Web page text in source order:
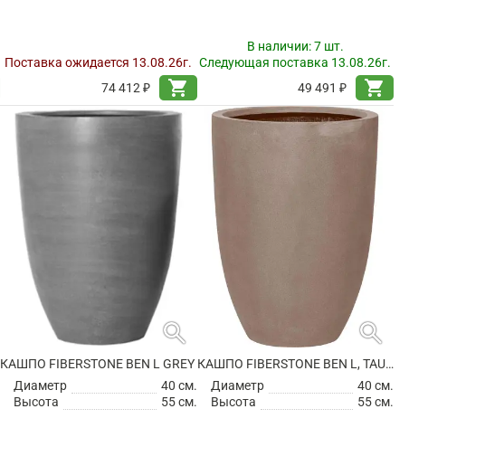
Поставка ожидается 13.08.26г.
74 412 ₽
shopping_cart
В наличии:7 шт.
Следующая поставка 13.08.26г.
49 491 ₽
shopping_cart
search
КАШПО FIBERSTONE BEN L GREY
Диаметр
40 см.
Высота
55 см.
search
КАШПО FIBERSTONE BEN L, TAUPE
Диаметр
40 см.
Высота
55 см.